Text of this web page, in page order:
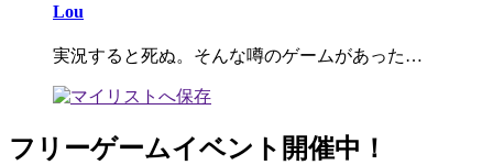
Lou
実況すると死ぬ。そんな噂のゲームがあった…
フリーゲームイベント開催中！